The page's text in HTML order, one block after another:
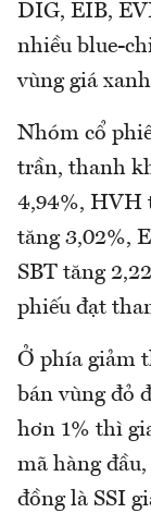
DIG, EIB,
nhiều blue-
vùng giá
Nhóm cổ
trần, thanh
4,94%, HVH
tăng 3,02%,
SBT tăng
phiếu đạt
Ở phía giảm
bán vùng đỏ
hơn 1% thì
mã hàng
đồng là SSI